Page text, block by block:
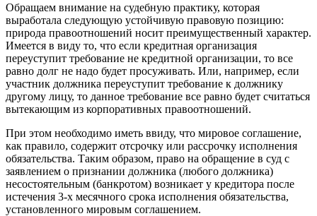
Обращаем внимание на судебную практику, которая
выработала следующую устойчивую правовую позицию:
природа правоотношений носит преимущественный характер.
Имеется в виду то, что если кредитная организация
переуступит требование не кредитной организации, то все
равно долг не надо будет просуживать. Или, например, если
участник должника переуступит требование к должнику
другому лицу, то данное требование все равно будет считаться
вытекающим из корпоративных правоотношений.
При этом необходимо иметь ввиду, что мировое соглашение,
как правило, содержит отсрочку или рассрочку исполнения
обязательства. Таким образом, право на обращение в суд с
заявлением о признании должника (любого должника)
несостоятельным (банкротом) возникает у кредитора после
истечения 3-х месячного срока исполнения обязательства,
установленного мировым соглашением.